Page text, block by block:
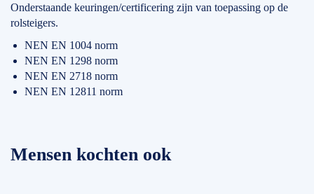
Onderstaande keuringen/certificering zijn van toepassing op de
rolsteigers.
NEN EN 1004 norm
NEN EN 1298 norm
NEN EN 2718 norm
NEN EN 12811 norm
Mensen kochten ook